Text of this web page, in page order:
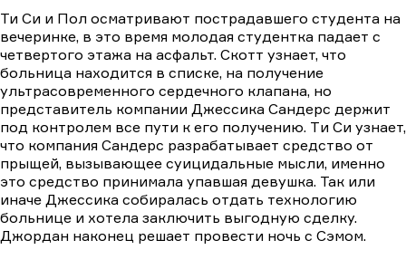
Ти Си и Пол осматривают пострадавшего студента на
вечеринке, в это время молодая студентка падает с
четвертого этажа на асфальт. Скотт узнает, что
больница находится в списке, на получение
ультрасовременного сердечного клапана, но
представитель компании Джессика Сандерс держит
под контролем все пути к его получению. Tи Cи узнает,
что компания Сандерс разрабатывает средство от
прыщей, вызывающее суицидальные мысли, именно
это средство принимала упавшая девушка. Так или
иначе Джессика собиралась отдать технологию
больнице и хотела заключить выгодную сделку.
Джордан наконец решает провести ночь с Сэмом.